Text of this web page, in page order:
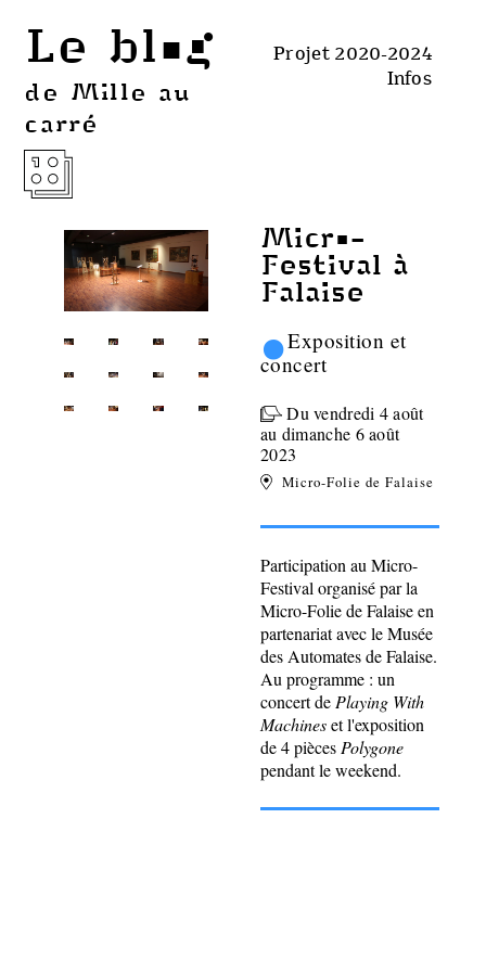
Le blog
de Mille au
carré
Projet 2020-2024
Infos
Micro-
Festival à
Falaise
• Exposition et
concert
Du vendredi 4 août
au dimanche 6 août
2023
Micro-Folie de Falaise
Participation au Micro-
Festival organisé par la
Micro-Folie de Falaise en
partenariat avec le Musée
des Automates de Falaise.
Au programme : un
concert dePlaying With
Machineset l'exposition
de 4 piècesPolygone
pendant le weekend.